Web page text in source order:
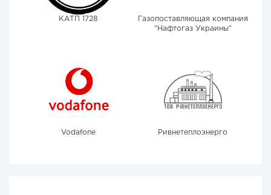
КАТП 1728
Газопоставляющая компания
"Нафтогаз Украины"
Vodafone Ривнетеплоэнерго